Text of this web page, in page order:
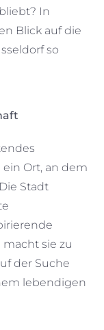
In
Blick auf die
so
Ort, an dem
Stadt
sie zu
der Suche
lebendigen